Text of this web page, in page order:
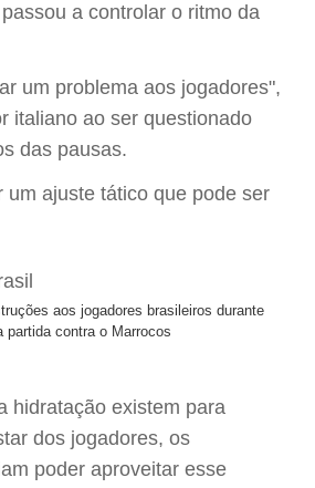
a controlar o ritmo da
um problema aos jogadores",
italiano ao ser questionado
das pausas.
um ajuste tático que pode ser
aos jogadores brasileiros durante
partida contra o Marrocos
hidratação existem para
dos jogadores, os
poder aproveitar esse